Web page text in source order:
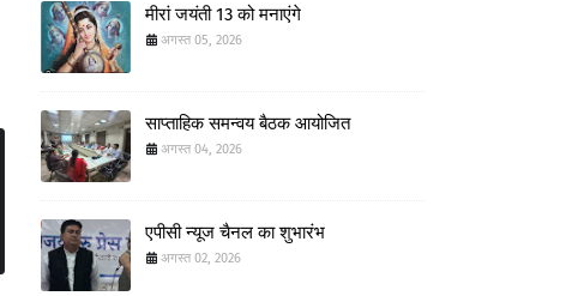
मीरां जयंती 13 को मनाएंगे
अगस्त 05, 2026
साप्ताहिक समन्वय बैठक आयोजित
अगस्त 04, 2026
एपीसी न्यूज चैनल का शुभारंभ
अगस्त 02, 2026